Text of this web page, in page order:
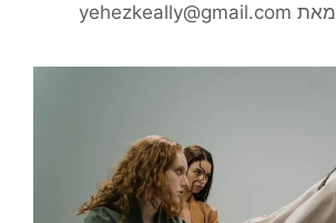
מאת yehezkeally@gmail.com